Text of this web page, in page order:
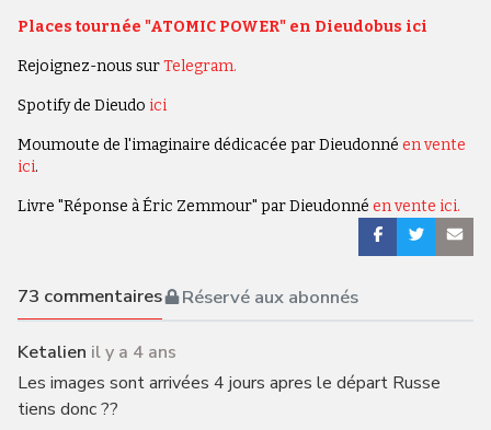
Places tournée "ATOMIC POWER" en Dieudobus ici
Rejoignez-nous surTelegram.
Spotify de Dieudo ici
Moumoute de l'imaginaire dédicacée par Dieudonné en vente
ici.
Livre "Réponse à Éric Zemmour" par Dieudonné en vente ici.
73 commentaires Réservé aux abonnés
Ketalien il y a 4 ans
Les images sont arrivées 4 jours apres le départ Russe
tiens donc ??